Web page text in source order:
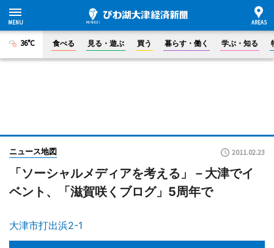
36°C 食べる 見る・遊ぶ 買う 暮らす・働く 学ぶ・知る
ニュース地図 2011.02.23
「ソーシャルメディアを考える」－大津でイ
ベント、「滋賀咲くブログ」5周年で
大津市打出浜2-1